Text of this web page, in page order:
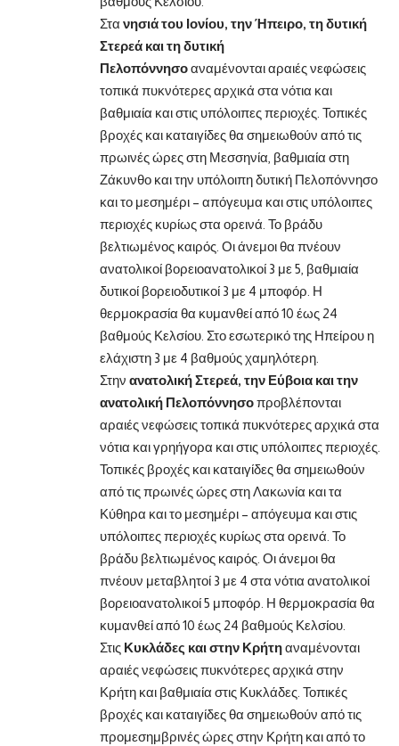
Στα νησιά του Ιονίου, την Ήπειρο, τη δυτική
Στερεά και τη δυτική
Πελοπόννησοαναμένονται αραιές νεφώσεις
τοπικά πυκνότερες αρχικά στα νότια και
βαθμιαία και στις υπόλοιπες περιοχές. Τοπικές
βροχές και καταιγίδες θα σημειωθούν από τις
πρωινές ώρες στη Μεσσηνία, βαθμιαία στη
Ζάκυνθο και την υπόλοιπη δυτική Πελοπόννησο
και το μεσημέρι – απόγευμα και στις υπόλοιπες
περιοχές κυρίως στα ορεινά. Το βράδυ
βελτιωμένος καιρός. Οι άνεμοι θα πνέουν
ανατολικοί βορειοανατολικοί 3 με 5, βαθμιαία
δυτικοί βορειοδυτικοί 3 με 4 μποφόρ. Η
θερμοκρασία θα κυμανθεί από 10 έως 24
βαθμούς Κελσίου. Στο εσωτερικό της Ηπείρου η
ελάχιστη 3 με 4 βαθμούς χαμηλότερη.
Στην ανατολική Στερεά, την Εύβοια και την
ανατολική Πελοπόννησοπροβλέπονται
αραιές νεφώσεις τοπικά πυκνότερες αρχικά στα
νότια και γρηήγορα και στις υπόλοιπες περιοχές.
Τοπικές βροχές και καταιγίδες θα σημειωθούν
από τις πρωινές ώρες στη Λακωνία και τα
Κύθηρα και το μεσημέρι – απόγευμα και στις
υπόλοιπες περιοχές κυρίως στα ορεινά. Το
βράδυ βελτιωμένος καιρός. Οι άνεμοι θα
πνέουν μεταβλητοί 3 με 4 στα νότια ανατολικοί
βορειοανατολικοί 5 μποφόρ. Η θερμοκρασία θα
κυμανθεί από 10 έως 24 βαθμούς Κελσίου.
Στις Κυκλάδες και στην Κρήτηαναμένονται
αραιές νεφώσεις πυκνότερες αρχικά στην
Κρήτη και βαθμιαία στις Κυκλάδες. Τοπικές
βροχές και καταιγίδες θα σημειωθούν από τις
προμεσημβρινές ώρες στην Κρήτη και από το